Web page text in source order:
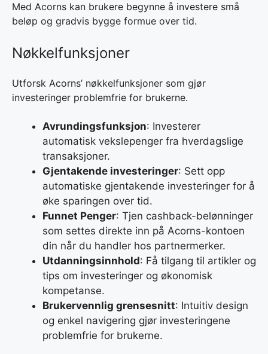
Med Acorns kan brukere begynne å investere små
beløp og gradvis bygge formue over tid.
Nøkkelfunksjoner
Utforsk Acorns’ nøkkelfunksjoner som gjør
investeringer problemfrie for brukerne.
Avrundingsfunksjon: Investerer
automatisk vekslepenger fra hverdagslige
transaksjoner.
Gjentakende investeringer: Sett opp
automatiske gjentakende investeringer for å
øke sparingen over tid.
Funnet Penger: Tjen cashback-belønninger
som settes direkte inn på Acorns-kontoen
din når du handler hos partnermerker.
Utdanningsinnhold: Få tilgang til artikler og
tips om investeringer og økonomisk
kompetanse.
Brukervennlig grensesnitt: Intuitiv design
og enkel navigering gjør investeringene
problemfrie for brukerne.